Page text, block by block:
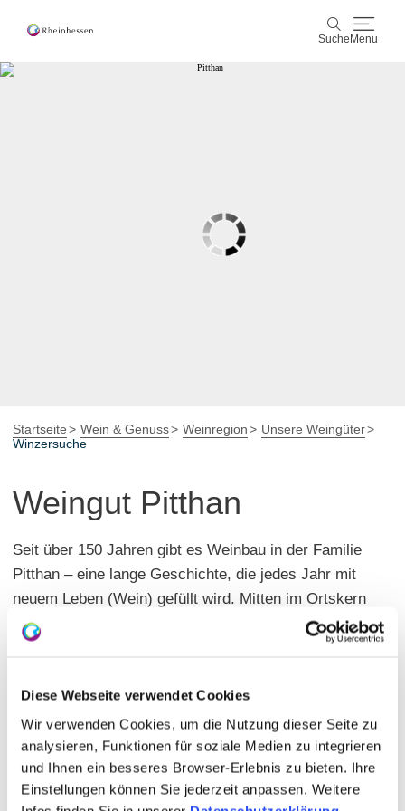
Diese Webseite verwendet Cookies
Wir verwenden Cookies, um die Nutzung dieser Seite zu
analysieren, Funktionen für soziale Medien zu integrieren
und Ihnen ein besseres Browser-Erlebnis zu bieten. Ihre
Einstellungen können Sie jederzeit anpassen. Weitere
Suche Menu
Veranstaltungen
Startseite Wein & Genuss Weinregion
Unsere Weingüter
Winzersuche
Weingut Pitthan
Seit über 150 Jahren gibt es Weinbau in der Familie
Pitthan – eine lange Geschichte, die jedes Jahr mit
neuem Leben (Wein) gefüllt wird. Mitten im Ortskern
von Zotzenheim lebt und arbeitet Familie Pitthan.
Zum Weingut gehören 23 Hektar Weinberge, 13
weiterhin Qualitätsimpulse zu setzen und Weine zu
produzieren, die Spaß machen.Werner Pitthan macht
mit viel Leidenschaft Weißweine. Seine Liebe gehört
den Burgundern, Rieslingen und dem Silvaner. Klare
Weine mit viel Frucht und Finesse sind seine